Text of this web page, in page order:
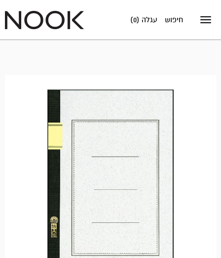
Toggle
עגלה (0) חיפוש